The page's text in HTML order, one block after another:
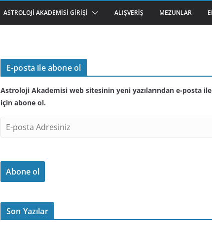
ASTROLOJI AKADEMISI GIRIŞI ALIŞVERIŞ MEZUNLAR
E-posta ile abone ol
Astroloji Akademisi web sitesinin yeni yazılarından e-posta
için abone ol.
-
o
t
d
Abone ol
Son Yazılar